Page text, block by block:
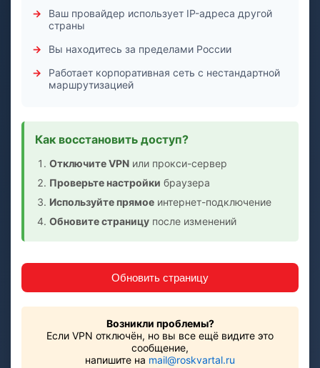
Ваш провайдер использует IP-адреса другой
страны
Вы находитесь за пределами России
Работает корпоративная сеть с нестандартной
маршрутизацией
Как восстановить доступ?
Отключите VPN или прокси-сервер
Проверьте настройки браузера
Используйте прямое интернет-подключение
Обновите страницу после изменений
Обновить страницу
Возникли проблемы?
Если VPN отключён, но вы все ещё видите это
сообщение,
напишите на mail@roskvartal.ru